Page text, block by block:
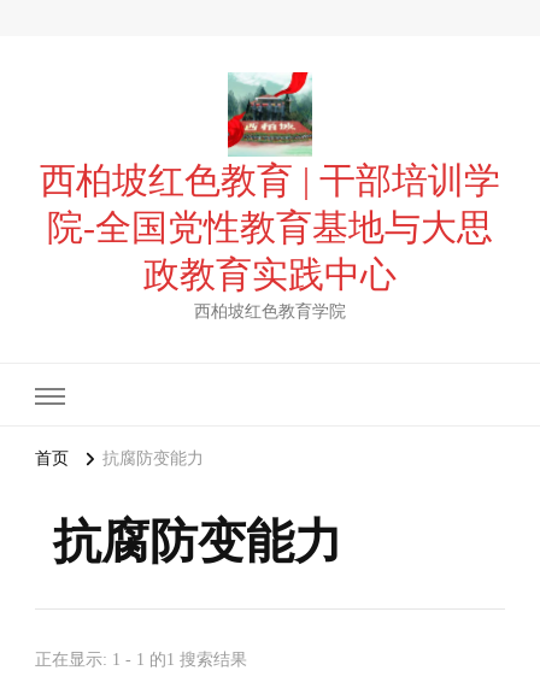
西柏坡红色教育 | 干部培训学
院-全国党性教育基地与大思
政教育实践中心
西柏坡红色教育学院
首页 抗腐防变能力
抗腐防变能力
正在显示: 1 - 1 的1 搜索结果